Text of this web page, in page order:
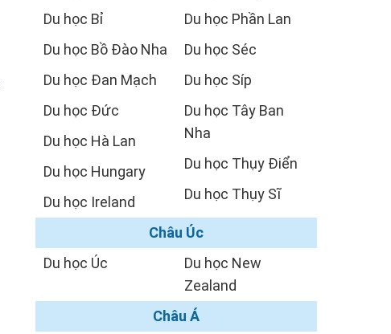
Du học Bỉ
Du học Bồ Đào Nha
Du học Đan Mạch
Du học Đức
Du học Hà Lan
Du học Hungary
Du học Ireland
Du học Phần Lan
Du học Séc
Du học Síp
Du học Tây Ban
Nha
Du học Thụy Điển
Du học Thụy Sĩ
Châu Úc
Du học Úc
Du học New
Zealand
Châu Á